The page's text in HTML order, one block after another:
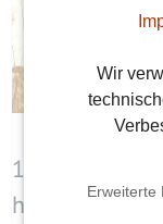
Wir
Erweiterte
15 Gründe,
hilft